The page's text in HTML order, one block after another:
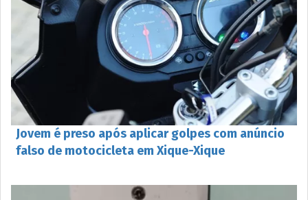
Jovem é preso após aplicar golpes com anúncio
falso de motocicleta em Xique-Xique